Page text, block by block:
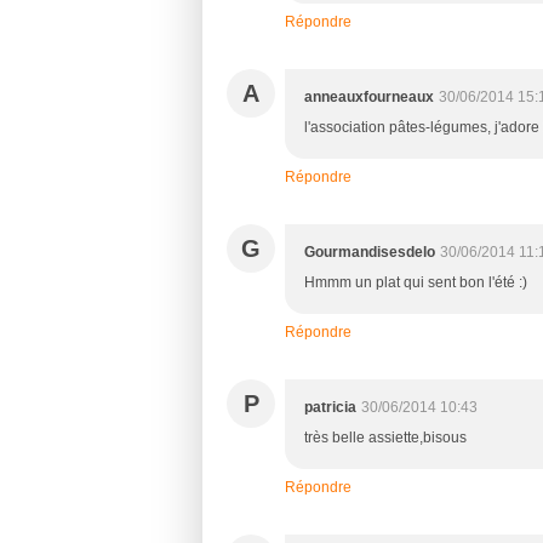
Répondre
A anneauxfourneaux 30/06/2014
l'association pâtes-légumes, j'adore
Répondre
G Gourmandisesdelo 30/06/2014
Hmmm un plat qui sent bon l'été :)
Répondre
P patricia 30/06/2014 10:43
très belle assiette,bisous
Répondre